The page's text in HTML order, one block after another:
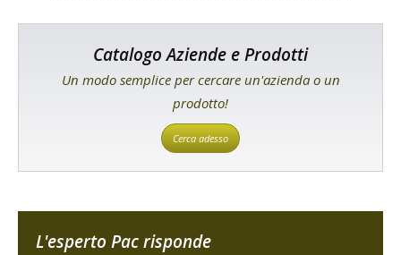
Catalogo Aziende e Prodotti
Un modo semplice per cercare un'azienda o un
prodotto!
Cerca adesso
L'esperto Pac risponde